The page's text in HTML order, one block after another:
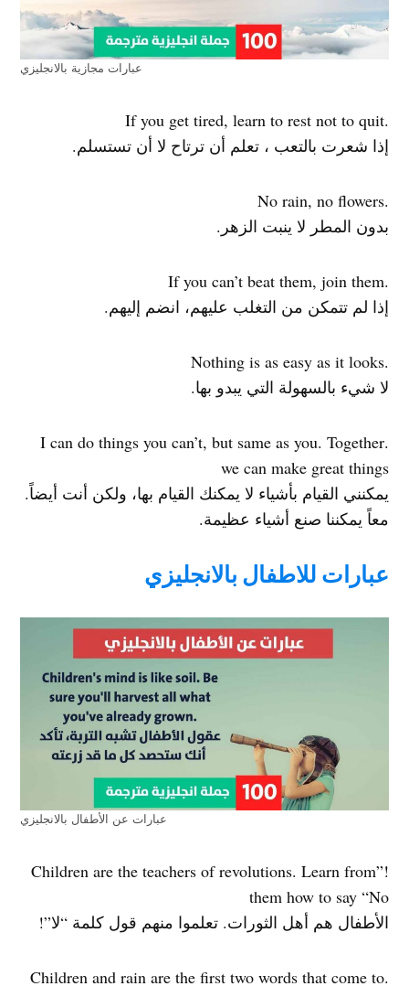
عبارات مجازية بالانجليزي
.If you get tired, learn to rest not to quit
إذا شعرت بالتعب ، تعلم أن ترتاح لا أن تستسلم.
.No rain, no flowers
بدون المطر لا ينبت الزهر.
.If you can’t beat them, join them
إذا لم تتمكن من التغلب عليهم، انضم إليهم.
.Nothing is as easy as it looks
لا شيء بالسهولة التي يبدو بها.
.I can do things you can’t, but same as you. Together
we can make great things
يمكنني القيام بأشياء لا يمكنك القيام بها، ولكن أنت أيضاً.
معاً يمكننا صنع أشياء عظيمة.
عبارات للاطفال بالانجليزي
عبارات عن الأطفال بالانجليزي
!”Children are the teachers of revolutions. Learn from
them how to say “No
الأطفال هم أهل الثورات. تعلموا منهم قول كلمة “لا”!
.Children and rain are the first two words that come to